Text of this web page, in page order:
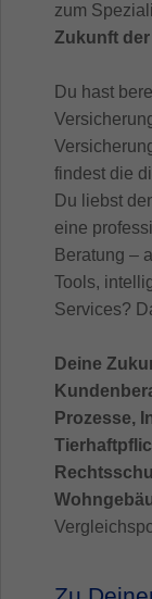
zum
Zukunft
Du hast
findest die
Du liebst
eine
Beratung –
Tools,
Services?
Deine
Prozesse,